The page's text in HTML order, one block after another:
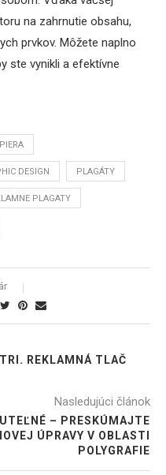
na zahrnutie obsahu,
prvkov. Môžete naplno
ste vynikli a efektívne
DESIGN PLAGÁTY
PLAGATY
REKLAMNÁ TLAČ
Nasledujúci článok
– PRESKÚMAJTE
ÚPRAVY V OBLASTI
POLYGRAFIE